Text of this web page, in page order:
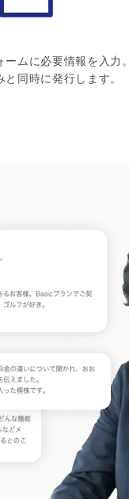
ームに必要情報を入力
同時に発行します。